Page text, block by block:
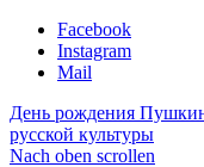
Facebook
Instagram
Mail
День рождения
русской культуры
Nach oben scrollen